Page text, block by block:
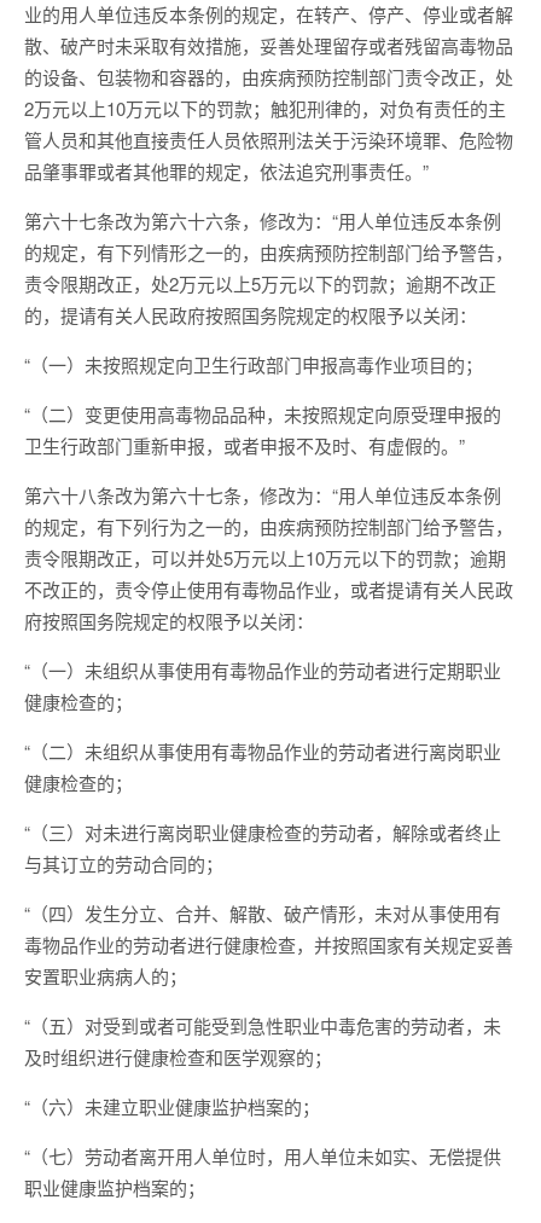
业的用人单位违反本条例的规定，在转产、停产、停业或者解
散、破产时未采取有效措施，妥善处理留存或者残留高毒物品
的设备、包装物和容器的，由疾病预防控制部门责令改正，处
2万元以上10万元以下的罚款；触犯刑律的，对负有责任的主
管人员和其他直接责任人员依照刑法关于污染环境罪、危险物
品肇事罪或者其他罪的规定，依法追究刑事责任。”
第六十七条改为第六十六条，修改为：“用人单位违反本条例
的规定，有下列情形之一的，由疾病预防控制部门给予警告，
责令限期改正，处2万元以上5万元以下的罚款；逾期不改正
的，提请有关人民政府按照国务院规定的权限予以关闭：
“（一）未按照规定向卫生行政部门申报高毒作业项目的；
“（二）变更使用高毒物品品种，未按照规定向原受理申报的
卫生行政部门重新申报，或者申报不及时、有虚假的。”
第六十八条改为第六十七条，修改为：“用人单位违反本条例
的规定，有下列行为之一的，由疾病预防控制部门给予警告，
责令限期改正，可以并处5万元以上10万元以下的罚款；逾期
不改正的，责令停止使用有毒物品作业，或者提请有关人民政
府按照国务院规定的权限予以关闭：
“（一）未组织从事使用有毒物品作业的劳动者进行定期职业
健康检查的；
“（二）未组织从事使用有毒物品作业的劳动者进行离岗职业
健康检查的；
“（三）对未进行离岗职业健康检查的劳动者，解除或者终止
与其订立的劳动合同的；
“（四）发生分立、合并、解散、破产情形，未对从事使用有
毒物品作业的劳动者进行健康检查，并按照国家有关规定妥善
安置职业病病人的；
“（五）对受到或者可能受到急性职业中毒危害的劳动者，未
及时组织进行健康检查和医学观察的；
“（六）未建立职业健康监护档案的；
“（七）劳动者离开用人单位时，用人单位未如实、无偿提供
职业健康监护档案的；